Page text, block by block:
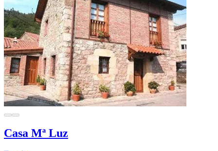
Casa Mª Luz